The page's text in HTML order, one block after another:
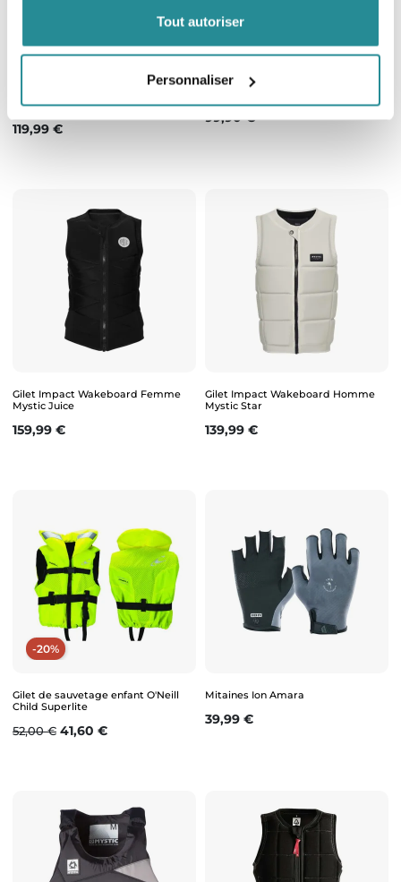
Tout autoriser
Personnaliser
Flow Neo Vest 50N
Prix
119,99 €
99,90 €
Gilet Impact Wakeboard Femme
Mystic Juice
Prix
159,99 €
Gilet Impact Wakeboard Homme
Mystic Star
Prix
139,99 €
-20%
Gilet de sauvetage enfant O'Neill
Child Superlite
Prix de base
52,00 € Prix
41,60 €
Mitaines Ion Amara
Prix
39,99 €